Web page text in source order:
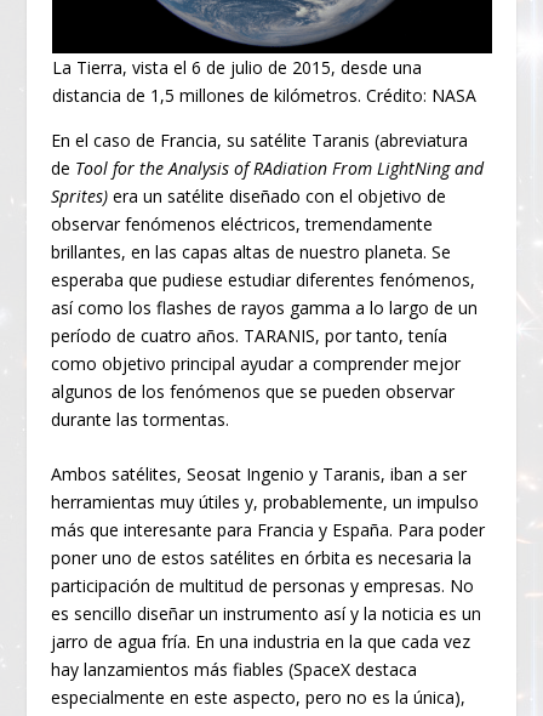
La Tierra, vista el 6 de julio de 2015, desde una
distancia de 1,5 millones de kilómetros. Crédito: NASA
En el caso de Francia, su satélite Taranis (abreviatura
de Tool for the Analysis of RAdiation From LightNing and
Sprites) era un satélite diseñado con el objetivo de
observar fenómenos eléctricos, tremendamente
brillantes, en las capas altas de nuestro planeta. Se
esperaba que pudiese estudiar diferentes fenómenos,
así como los flashes de rayos gamma a lo largo de un
período de cuatro años. TARANIS, por tanto, tenía
como objetivo principal ayudar a comprender mejor
algunos de los fenómenos que se pueden observar
durante las tormentas.
Ambos satélites, Seosat Ingenio y Taranis, iban a ser
herramientas muy útiles y, probablemente, un impulso
más que interesante para Francia y España. Para poder
poner uno de estos satélites en órbita es necesaria la
participación de multitud de personas y empresas. No
es sencillo diseñar un instrumento así y la noticia es un
jarro de agua fría. En una industria en la que cada vez
hay lanzamientos más fiables (SpaceX destaca
especialmente en este aspecto, pero no es la única),